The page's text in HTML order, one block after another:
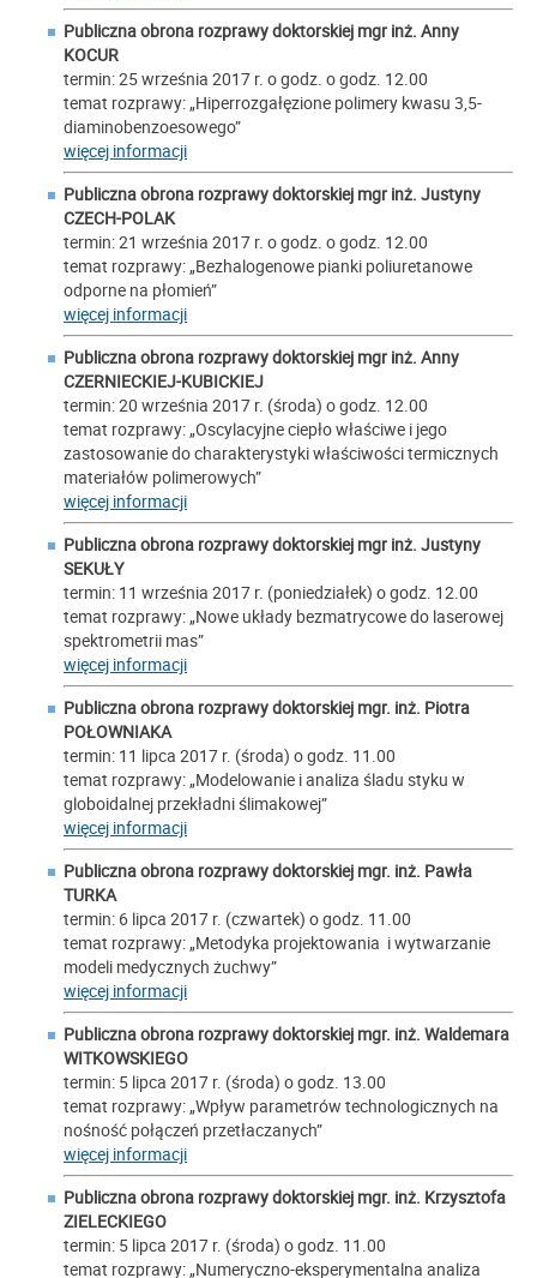
Publiczna obrona rozprawy doktorskiej mgr inż. Anny
KOCUR
termin: 25 września 2017 r. o godz. o godz. 12.00
temat rozprawy: „Hiperrozgałęzione polimery kwasu 3,5-
diaminobenzoesowego”
więcej informacji
Publiczna obrona rozprawy doktorskiej mgr inż. Justyny
CZECH-POLAK
termin: 21 września 2017 r. o godz. o godz. 12.00
temat rozprawy: „Bezhalogenowe pianki poliuretanowe
odporne na płomień”
więcej informacji
Publiczna obrona rozprawy doktorskiej mgr inż. Anny
CZERNIECKIEJ-KUBICKIEJ
termin: 20 września 2017 r. (środa) o godz. 12.00
temat rozprawy: „Oscylacyjne ciepło właściwe i jego
zastosowanie do charakterystyki właściwości termicznych
materiałów polimerowych”
więcej informacji
Publiczna obrona rozprawy doktorskiej mgr inż. Justyny
SEKUŁY
termin: 11 września 2017 r. (poniedziałek) o godz. 12.00
temat rozprawy: „Nowe układy bezmatrycowe do laserowej
spektrometrii mas”
więcej informacji
Publiczna obrona rozprawy doktorskiej mgr. inż. Piotra
POŁOWNIAKA
termin: 11 lipca 2017 r. (środa) o godz. 11.00
temat rozprawy: „Modelowanie i analiza śladu styku w
globoidalnej przekładni ślimakowej”
więcej informacji
Publiczna obrona rozprawy doktorskiej mgr. inż. Pawła
TURKA
termin: 6 lipca 2017 r. (czwartek) o godz. 11.00
temat rozprawy: „Metodyka projektowania i wytwarzanie
modeli medycznych żuchwy”
więcej informacji
Publiczna obrona rozprawy doktorskiej mgr. inż. Waldemara
WITKOWSKIEGO
termin: 5 lipca 2017 r. (środa) o godz. 13.00
temat rozprawy: „Wpływ parametrów technologicznych na
nośność połączeń przetłaczanych”
więcej informacji
Publiczna obrona rozprawy doktorskiej mgr. inż. Krzysztofa
ZIELECKIEGO
termin: 5 lipca 2017 r. (środa) o godz. 11.00
temat rozprawy: „Numeryczno-eksperymentalna analiza